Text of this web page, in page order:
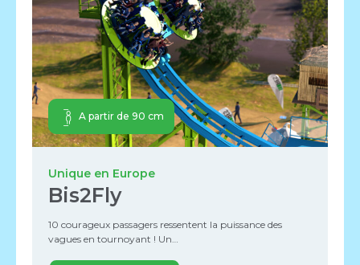
A partir de 90 cm
Unique en Europe
Bis2Fly
10 courageux passagers ressentent la puissance des
vagues en tournoyant ! Un…